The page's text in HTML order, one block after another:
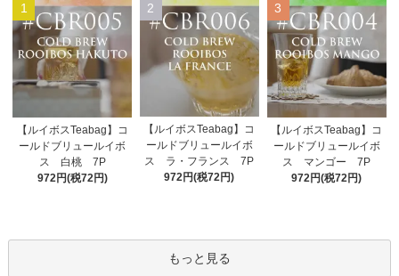
1
【ルイボスTeabag】コ
ールドブリュールイボ
ス 白桃 7P
972円(税72円)
2
【ルイボスTeabag】コ
ールドブリュールイボ
ス ラ・フランス 7P
972円(税72円)
3
【ルイボスTeabag】コ
ールドブリュールイボ
ス マンゴー 7P
972円(税72円)
もっと見る